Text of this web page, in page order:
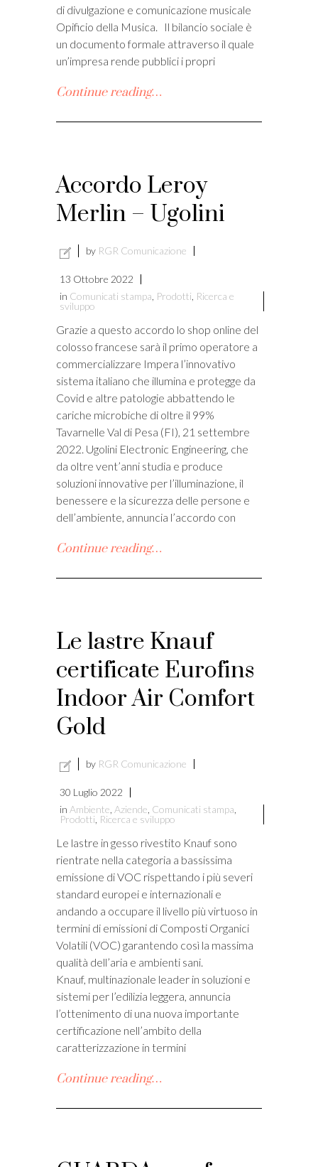
di divulgazione e comunicazione musicale
Opificio della Musica. Il bilancio sociale è
un documento formale attraverso il quale
un’impresa rende pubblici i propri
Continue reading…
Accordo Leroy
Merlin – Ugolini
by RGR Comunicazione
13 Ottobre 2022
in Comunicati stampa Prodotti Ricerca e
sviluppo
Grazie a questo accordo lo shop online del
colosso francese sarà il primo operatore a
commercializzare Impera l’innovativo
sistema italiano che illumina e protegge da
Covid e altre patologie abbattendo le
cariche microbiche di oltre il 99%
Tavarnelle Val di Pesa (FI), 21 settembre
2022. Ugolini Electronic Engineering, che
da oltre vent’anni studia e produce
soluzioni innovative per l’illuminazione, il
benessere e la sicurezza delle persone e
dell’ambiente, annuncia l’accordo con
Continue reading…
Le lastre Knauf
certificate Eurofins
Indoor Air Comfort
Gold
by RGR Comunicazione
30 Luglio 2022
in Ambiente Aziende Comunicati stampa
Prodotti Ricerca e sviluppo
Le lastre in gesso rivestito Knauf sono
rientrate nella categoria a bassissima
emissione di VOC rispettando i più severi
standard europei e internazionali e
andando a occupare il livello più virtuoso in
termini di emissioni di Composti Organici
Volatili (VOC) garantendo così la massima
qualità dell’aria e ambienti sani.
Knauf, multinazionale leader in soluzioni e
sistemi per l’edilizia leggera, annuncia
l’ottenimento di una nuova importante
certificazione nell’ambito della
caratterizzazione in termini
Continue reading…